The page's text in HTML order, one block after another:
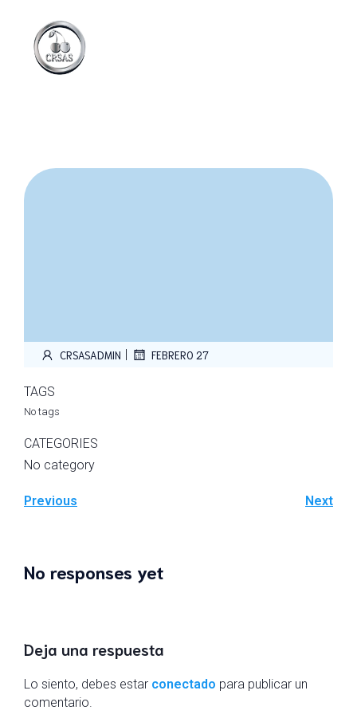
CRSASADMIN FEBRERO 27
TAGS
No tags
CATEGORIES
No category
Previous Next
No responses yet
Deja una respuesta
Lo siento, debes estar conectado para publicar un
comentario.